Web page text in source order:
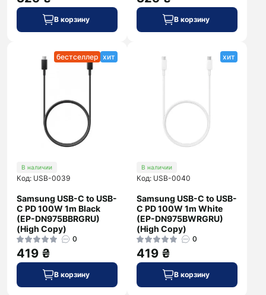
В корзину В корзину
бестселлер хит
В наличии
Код: USB-0039
Samsung USB-C to USB-
C PD 100W 1m Black
(EP-DN975BBRGRU)
(High Copy)
0
419 ₴
В корзину
хит
В наличии
Код: USB-0040
Samsung USB-C to USB-
C PD 100W 1m White
(EP-DN975BWRGRU)
(High Copy)
0
419 ₴
В корзину